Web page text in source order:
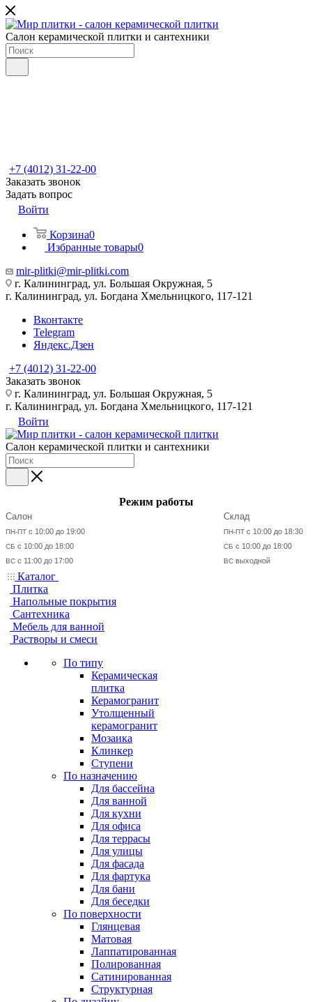
Салон керамической плитки и сантехники
+7 (4012) 31-22-00
Заказать звонок
Задать вопрос
Войти
Корзина0
Избранные товары0
mir-plitki@mir-plitki.com
г. Калининград, ул. Большая Окружная, 5
г. Калининград, ул. Богдана Хмельницкого, 117-121
Вконтакте
Telegram
Яндекс.Дзен
+7 (4012) 31-22-00
Заказать звонок
г. Калининград, ул. Большая Окружная, 5
г. Калининград, ул. Богдана Хмельницкого, 117-121
Войти
Салон керамической плитки и сантехники
Режим работы
Салон
ПН-ПТ с 10:00 до 19:00
СБ с 10:00 до 18:00
ВС с 11:00 до 17:00
Склад
ПН-ПТ с 10:00 до 18:30
СБ с 10:00 до 18:00
ВС выходной
Каталог
Плитка
Напольные покрытия
Сантехника
Мебель для ванной
Растворы и смеси
По типу
Керамическая
плитка
Керамогранит
Утолщенный
керамогранит
Мозаика
Клинкер
Ступени
По назначению
Для бассейна
Для ванной
Для кухни
Для офиса
Для террасы
Для улицы
Для фасада
Для фартука
Для бани
Для беседки
По поверхности
Глянцевая
Матовая
Лаппатированная
Полированная
Сатинированная
Структурная